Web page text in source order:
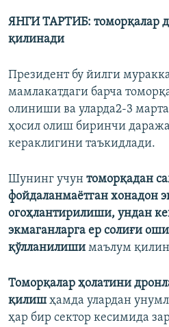
ЯНГИ ТАРТИБ: томорқалар
қилинади
Президент бу йилги
мамлакатдаги барча
олиниши ва уларда2-3
ҳосил олиш биринчи
кераклигини таъкидлади.
Шунинг учун томорқадан
фойдаланмаётган хонадон
огоҳлантирилиши, ундан
экмаганларга ер солиғи
қўлланилиши маълум
Томорқалар ҳолатини
қилиш ҳамда улардан
ҳар бир сектор кесимида